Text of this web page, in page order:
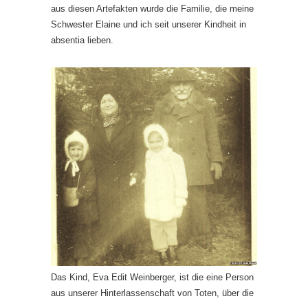
aus diesen Artefakten wurde die Familie, die meine
Schwester Elaine und ich seit unserer Kindheit in
absentia lieben.
Das Kind, Eva Edit Weinberger, ist die eine Person
aus unserer Hinterlassenschaft von Toten, über die